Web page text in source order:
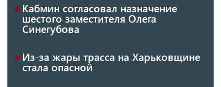
Кабмин согласовал назначение
шестого заместителя Олега
Синегубова
Из-за жары трасса на Харьковщине
стала опасной